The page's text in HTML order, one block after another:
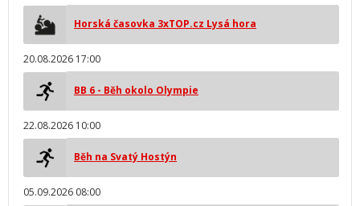
Horská časovka 3xTOP.cz Lysá hora
20.08.2026 17:00
BB 6 - Běh okolo Olympie
22.08.2026 10:00
Běh na Svatý Hostýn
05.09.2026 08:00